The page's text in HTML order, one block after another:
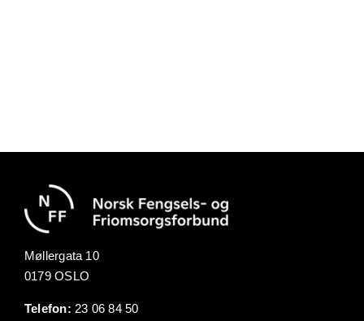
Møllergata 10
0179 OSLO
Telefon: 23 06 84 50